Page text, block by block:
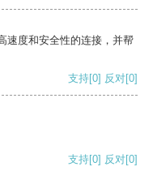
速度和安全性的连接，并帮
支持[0] 反对[0]
支持[0] 反对[0]